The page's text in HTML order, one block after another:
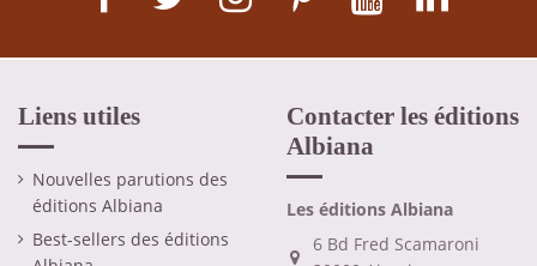
Liens utiles
Nouvelles parutions des
éditions Albiana
Best-sellers des éditions
Contacter les éditions
Albiana
Les éditions Albiana
6 Bd Fred Scamaroni